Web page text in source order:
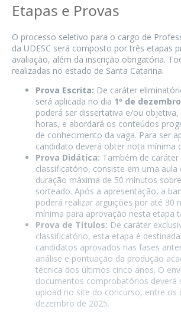
Etapas e Provas
O processo seletivo para o cargo de
da UDESC será composto por três etapas
avaliação, além da inscrição obrigatória.
realizadas no estado de Santa Catarina.
Prova Escrita: De caráter
será aplicada no dia 1º de
poderá ser dissertativa e/ou
horas, e abordará os conteúdos
de conhecimento da vaga. Para ser
candidato deverá obter nota mínima
Prova Didática: Também de
classificatório, consiste em uma aula
duração máxima de 50 minutos
sorteado. Após a apresentação, a
poderá realizar arguições por até 30
mínima para aprovação nesta etapa
Prova de Títulos: De caráter
classificatório, esta etapa é
candidatos aprovados nas fases
análise e pontuação da produção
técnica dos últimos cinco anos. O
documentos comprobatórios deverá
upload no site do concurso, entre os
dezembro de 2025.